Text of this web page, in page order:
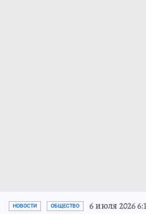
НОВОСТИ ОБЩЕСТВО 6 июля 2026